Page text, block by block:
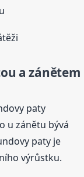
a zánětem
paty
u zánětu bývá
paty je
výrůstku.